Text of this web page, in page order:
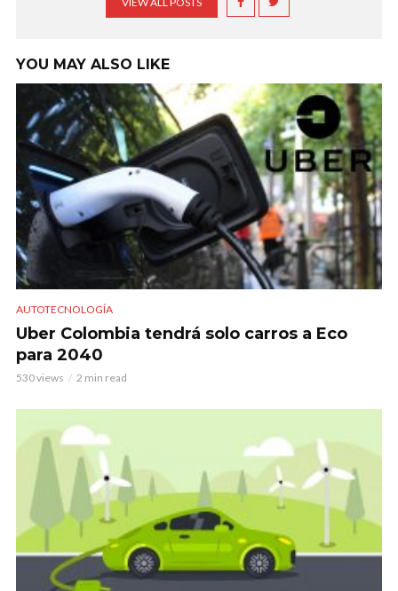
YOU MAY ALSO LIKE
AUTOTECNOLOGÍA
Uber Colombia tendrá solo carros a Eco
para 2040
530 views 2 min read